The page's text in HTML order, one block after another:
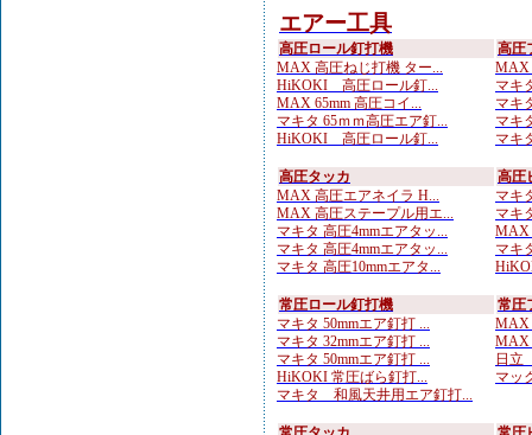
エアー工具
高圧ロール釘打機
MAX 高圧ねじ打機 ター...
HiKOKI 高圧ロール釘...
MAX 65mm 高圧コイ...
マキタ 65ｍｍ高圧エア釘...
HiKOKI 高圧ロール釘...
高圧
MAX
マキ
マキ
マキ
マキ
高圧タッカ
MAX 高圧エアネイラ H...
MAX 高圧ステープル用エ...
マキタ 高圧4mmエアタッ...
マキタ 高圧4mmエアタッ...
マキタ 高圧10mmエアタ...
高圧
マキ
マキ
MAX
マキ
常圧ロール釘打機
マキタ 50mmエア釘打 ...
マキタ 32mmエア釘打 ...
マキタ 50mmエア釘打 ...
HiKOKI 常圧ばら釘打...
マキタ 和風天井用エア釘打...
常圧
MAX
MAX
日立
マッ